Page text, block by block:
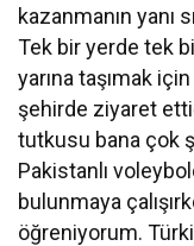
kazanmanın yanı
Tek bir yerde tek
yarına taşımak
şehirde ziyaret
tutkusu bana çok
Pakistanlı
bulunmaya
öğreniyorum.